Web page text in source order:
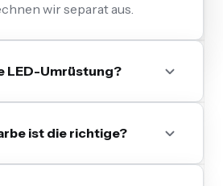
wir separat aus.
LED-Umrüstung?
ist die richtige?